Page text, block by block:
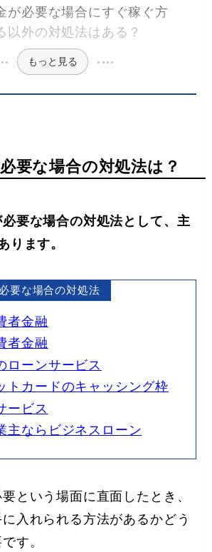
が必要な場合にすぐ稼ぐ方
以外の対処法はある？
もっと見る
要な場合の対処法は？
要な場合の対処法として、主
ります。
要な場合の対処法
者金融
者金融
ローンサービス
トカードのキャッシング枠
ービス
主ならビジネスローン
という場面に直面したとき、
入れられる方法があるかどう
す。